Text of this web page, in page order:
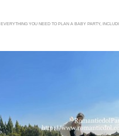
EVERYTHING YOU NEED TO PLAN A BABY PARTY,